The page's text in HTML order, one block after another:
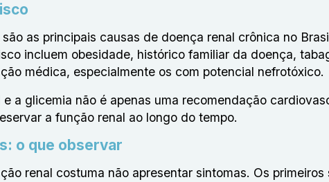
são as principais causas de doença renal crônica no
incluem obesidade, histórico familiar da doença,
médica, especialmente os com potencial nefrotóxico.
a glicemia não é apenas uma recomendação
a função renal ao longo do tempo.
o que observar
renal costuma não apresentar sintomas. Os primeiros